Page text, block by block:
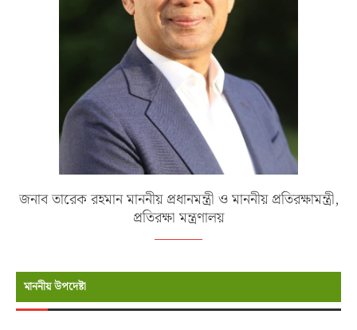
জনাব তারেক রহমান মাননীয় প্রধানমন্ত্রী ও মাননীয় প্রতিরক্ষামন্ত্রী,
প্রতিরক্ষা মন্ত্রণালয়
মাননীয় উপদেষ্টা